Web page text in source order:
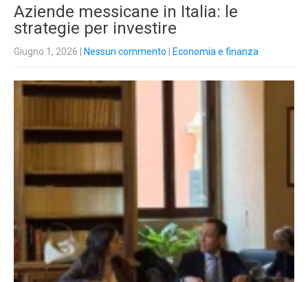
Aziende messicane in Italia: le
strategie per investire
Giugno 1, 2026 Nessun commento Economia e finanza